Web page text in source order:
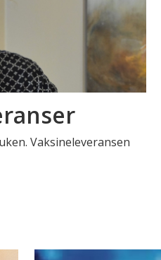
Vaksineleveransen